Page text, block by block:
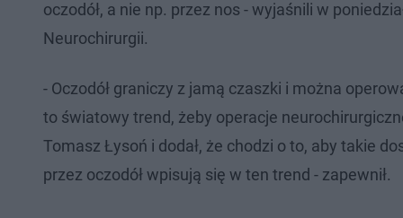
oczodół, a nie np. przez nos - wyjaśnili w
Neurochirurgii.
- Oczodół graniczy z jamą czaszki i można
to światowy trend, żeby operacje
Tomasz Łysoń i dodał, że chodzi o to, aby takie
przez oczodół wpisują się w ten trend - zapewnił.